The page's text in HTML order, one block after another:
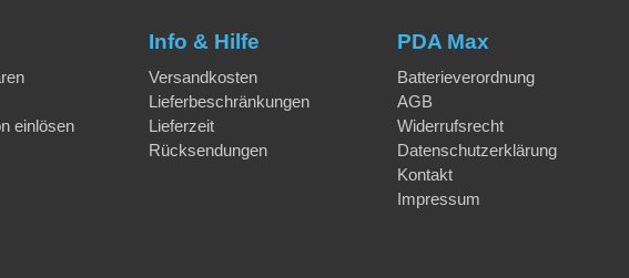
einlösen
Info & Hilfe
Versandkosten
Lieferbeschränkungen
Lieferzeit
Rücksendungen
PDA Max
Batterieverordnung
AGB
Widerrufsrecht
Datenschutzerklärung
Kontakt
Impressum